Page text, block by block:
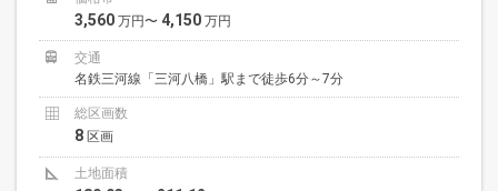
3,560 万円〜 4,150 万円
交通
名鉄三河線「三河八橋」駅まで徒歩6分～7分
総区画数
8 区画
土地面積